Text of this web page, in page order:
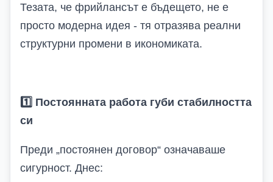
Тезата, че фрийлансът е бъдещето, не е
просто модерна идея - тя отразява реални
структурни промени в икономиката.
1️ Постоянната работа губи стабилността
си
Преди „постоянен договор“ означаваше
сигурност. Днес: